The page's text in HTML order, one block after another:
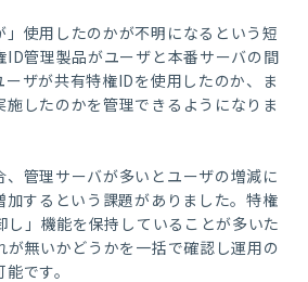
使用したのかが不明になるという短
ID管理製品がユーザと本番サーバの間
ーザが共有特権IDを使用したのか、ま
したのかを管理できるようになりま
管理サーバが多いとユーザの増減に
加するという課題がありました。特権
し」機能を保持していることが多いた
が無いかどうかを一括で確認し運用の
です。